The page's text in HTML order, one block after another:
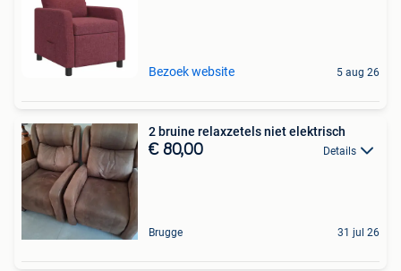
Bezoek website 5 aug 26
2 bruine relaxzetels niet elektrisch
€ 80,00 Details
Brugge 31 jul 26